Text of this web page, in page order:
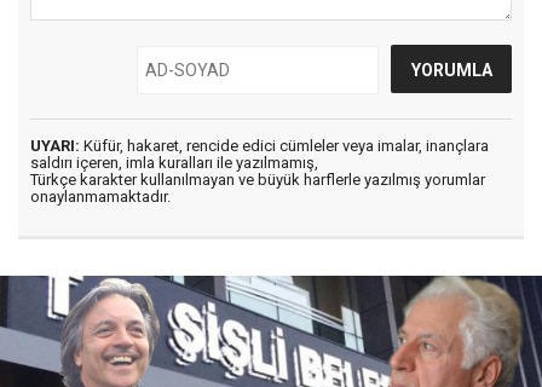
UYARI: Küfür, hakaret, rencide edici cümleler veya imalar, inançlara
saldırı içeren, imla kuralları ile yazılmamış,
Türkçe karakter kullanılmayan ve büyük harflerle yazılmış yorumlar
onaylanmamaktadır.